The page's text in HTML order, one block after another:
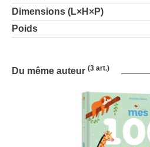
Dimensions (L×H×P)
Poids
Du même auteur (3 art.)